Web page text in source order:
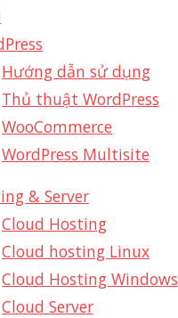
Hướng dẫn sử dụng
Thủ thuật WordPress
WooCommerce
WordPress Multisite
& Server
Cloud Hosting
Cloud hosting Linux
Cloud Hosting Windows
Cloud Server